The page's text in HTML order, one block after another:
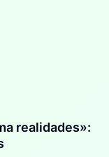
realidades»: